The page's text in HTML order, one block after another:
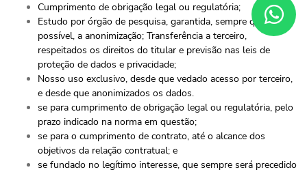
Cumprimento de obrigação legal ou regulatória;
Estudo por órgão de pesquisa, garantida, sempre que
possível, a anonimização; Transferência a terceiro,
respeitados os direitos do titular e previsão nas leis de
proteção de dados e privacidade;
Nosso uso exclusivo, desde que vedado acesso por terceiro,
e desde que anonimizados os dados.
se para cumprimento de obrigação legal ou regulatória, pelo
prazo indicado na norma em questão;
se para o cumprimento de contrato, até o alcance dos
objetivos da relação contratual; e
se fundado no legítimo interesse, que sempre será precedido